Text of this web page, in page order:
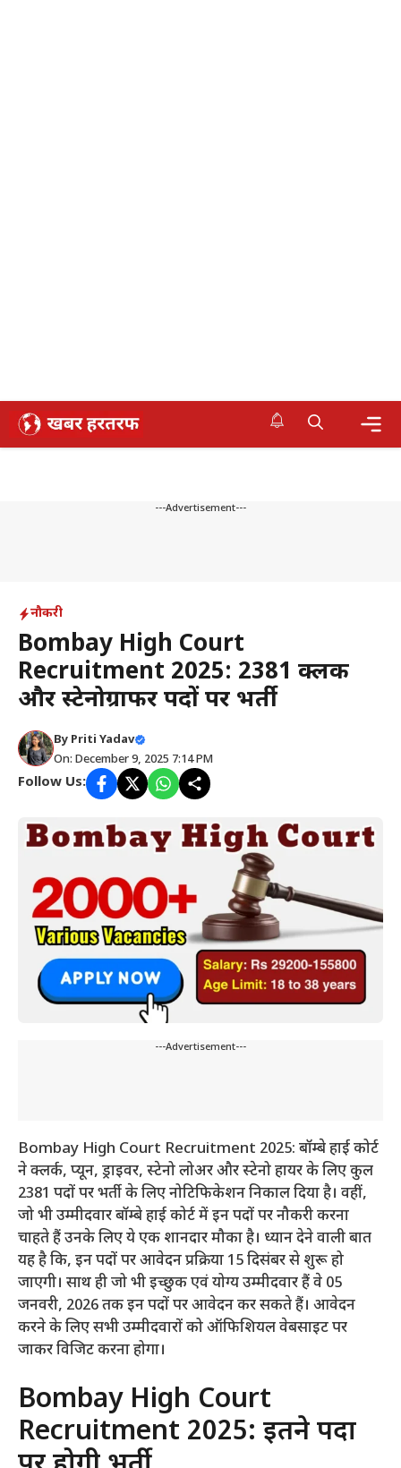
Skip
---Advertisement---
नौकरी
Bombay High Court
Recruitment 2025: 2381 क्लर्क
और स्टेनोग्राफर पदों पर भर्ती
By Priti Yadav
On: December 9, 2025 7:14 PM
Follow Us:
---Advertisement---
Bombay High Court Recruitment 2025: बॉम्बे हाई कोर्ट
ने क्लर्क, प्यून, ड्राइवर, स्टेनो लोअर और स्टेनो हायर के लिए कुल
2381 पदों पर भर्ती के लिए नोटिफिकेशन निकाल दिया है। वहीं,
जो भी उम्मीदवार बॉम्बे हाई कोर्ट में इन पदों पर नौकरी करना
चाहते हैं उनके लिए ये एक शानदार मौका है। ध्यान देने वाली बात
यह है कि, इन पदों पर आवेदन प्रक्रिया 15 दिसंबर से शुरू हो
जाएगी। साथ ही जो भी इच्छुक एवं योग्य उम्मीदवार हैं वे 05
जनवरी, 2026 तक इन पदों पर आवेदन कर सकते हैं। आवेदन
करने के लिए सभी उम्मीदवारों को ऑफिशियल वेबसाइट पर
जाकर विजिट करना होगा।
Bombay High Court
Recruitment 2025: इतने पदों